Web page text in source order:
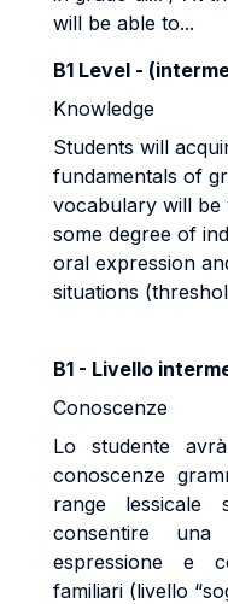
will be able to...
B1 Level -
Knowledge
Students will
fundamentals of
vocabulary will be
some degree of
oral expression
situations
B1 - Livello
Conoscenze
Lo studente
conoscenze
range lessicale
consentire una
espressione e
familiari (livello